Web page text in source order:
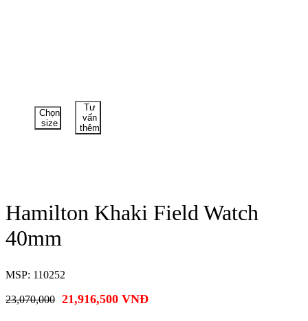
Chọn
size
Tư
vấn
thêm
Hamilton Khaki Field Watch
40mm
MSP: 110252
23,070,000 21,916,500 VNĐ